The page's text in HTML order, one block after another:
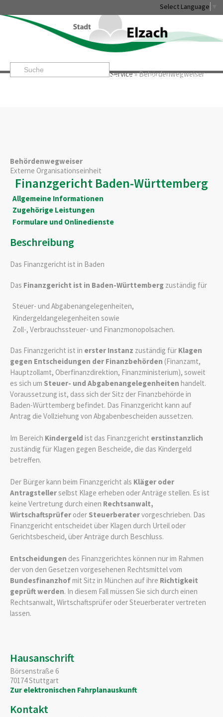
Select Language
Startseite» »Service»Behördenwegweiser
Leben & Erleben Rathaus & Service Stadtentwicklung &
Behördenwegweiser
Externe Organisationseinheit
Finanzgericht Baden-Württemberg
Allgemeine Informationen
Zugehörige Leistungen
Formulare und Onlinedienste
Beschreibung
Das Finanzgericht ist in Baden
Das Finanzgericht ist in Baden-Württemberg zuständig für
Steuer- und Abgabenangelegenheiten,
Kindergeldangelegenheiten sowie
Zoll-, Verbrauchssteuer- und Finanzmonopolsachen.
Das Finanzgericht ist in erster Instanz zuständig für Klagen
gegen Entscheidungen der Finanzbehörden (Finanzamt,
Hauptzollamt, Oberfinanzdirektion, Finanzministerium), soweit
es sich um Steuer- und Abgabenangelegenheiten handelt.
Voraussetzung ist, dass sich der Sitz der Finanzbehörde in
Baden-Württemberg befindet. Das Finanzgericht kann auf
Antrag die Vollziehung von Abgabenbescheiden aussetzen.
Im Bereich Kindergeld ist das Finanzgericht erstinstanzlich
zuständig für Klagen gegen Bescheide, die das Kindergeld
betreffen.
Der Bürger kann beim Finanzgericht als Kläger oder
Antragstellerselbst Klage erheben oder Anträge stellen. Es ist
keine Vertretung durch einen Rechtsanwalt,
Wirtschaftsprüfer oder Steuerberatervorgeschrieben. Das
Finanzgericht entscheidet über Klagen durch Urteil oder
Gerichtsbescheid, über Anträge durch Beschluss.
Entscheidungen des Finanzgerichtes können nur im Rahmen
der von den Gesetzen vorgesehenen Rechtsmittel vom
Bundesfinanzhofmit Sitz in München auf ihre Richtigkeit
geprüft werden. In diesem Fall müssen Sie sich durch einen
Rechtsanwalt, Wirtschaftsprüfer oder Steuerberater vertreten
lassen.
Hausanschrift
Börsenstraße 6
70174Stuttgart
Zur elektronischen Fahrplanauskunft
Kontakt